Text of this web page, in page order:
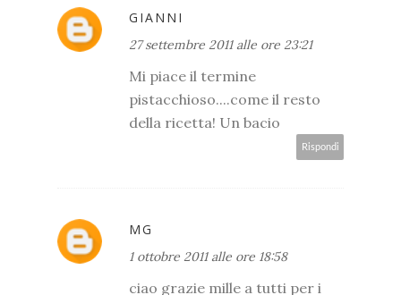
GIANNI
27 settembre 2011 alle ore 23:21
Mi piace il termine
pistacchioso....come il resto
della ricetta! Un bacio
Rispondi
MG
1 ottobre 2011 alle ore 18:58
ciao grazie mille a tutti per i